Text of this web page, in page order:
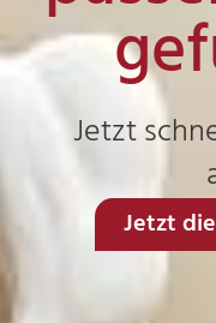
Jetzt
Jetzt